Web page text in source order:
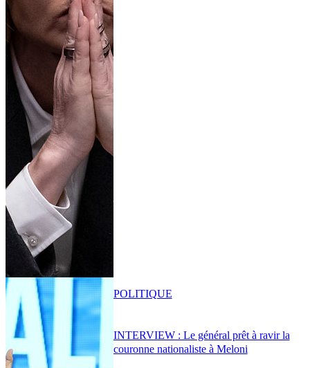
INTERVIEW : Le général prêt à ravir la
couronne nationaliste à Meloni
POLITIQUE